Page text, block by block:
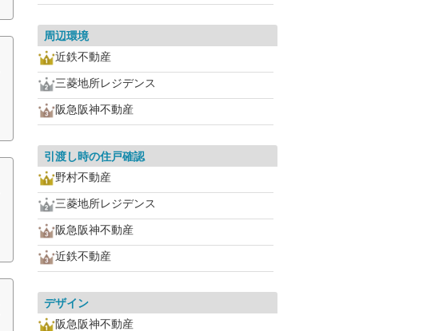
周辺環境
近鉄不動産
三菱地所レジデンス
阪急阪神不動産
引渡し時の住戸確認
野村不動産
三菱地所レジデンス
阪急阪神不動産
近鉄不動産
デザイン
阪急阪神不動産